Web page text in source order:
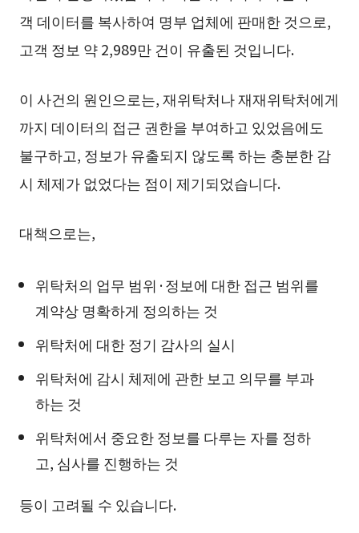
객 데이터를 복사하여 명부 업체에 판매한 것으로,
고객 정보 약 2,989만 건이 유출된 것입니다.
이 사건의 원인으로는, 재위탁처나 재재위탁처에게
까지 데이터의 접근 권한을 부여하고 있었음에도
불구하고, 정보가 유출되지 않도록 하는 충분한 감
시 체제가 없었다는 점이 제기되었습니다.
대책으로는,
위탁처의 업무 범위·정보에 대한 접근 범위를
계약상 명확하게 정의하는 것
위탁처에 대한 정기 감사의 실시
위탁처에 감시 체제에 관한 보고 의무를 부과
하는 것
위탁처에서 중요한 정보를 다루는 자를 정하
고, 심사를 진행하는 것
등이 고려될 수 있습니다.